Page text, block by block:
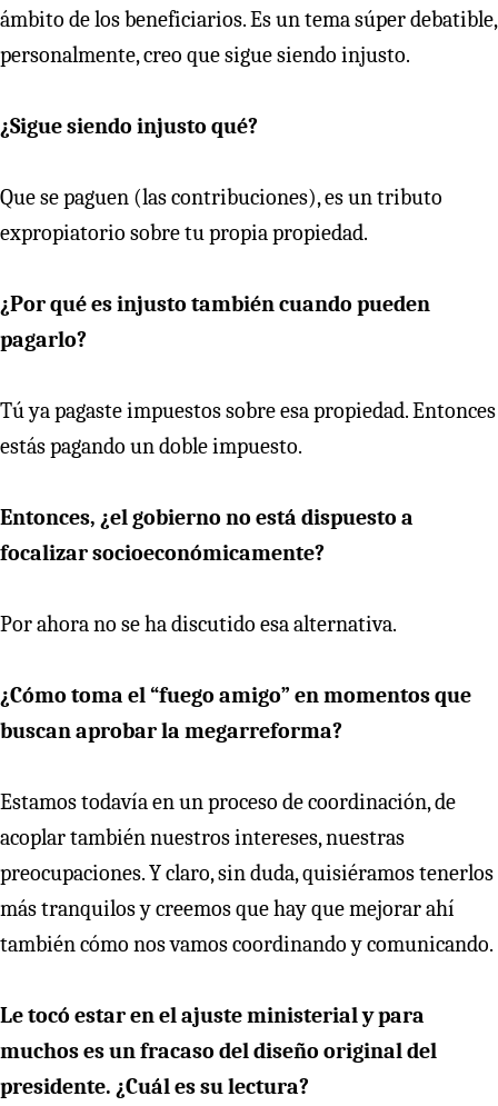
ámbito de los beneficiarios. Es un tema súper debatible,
personalmente, creo que sigue siendo injusto.
¿Sigue siendo injusto qué?
Que se paguen (las contribuciones), es un tributo
expropiatorio sobre tu propia propiedad.
¿Por qué es injusto también cuando pueden
pagarlo?
Tú ya pagaste impuestos sobre esa propiedad. Entonces
estás pagando un doble impuesto.
Entonces, ¿el gobierno no está dispuesto a
focalizar socioeconómicamente?
Por ahora no se ha discutido esa alternativa.
¿Cómo toma el “fuego amigo” en momentos que
buscan aprobar la megarreforma?
Estamos todavía en un proceso de coordinación, de
acoplar también nuestros intereses, nuestras
preocupaciones. Y claro, sin duda, quisiéramos tenerlos
más tranquilos y creemos que hay que mejorar ahí
también cómo nos vamos coordinando y comunicando.
Le tocó estar en el ajuste ministerial y para
muchos es un fracaso del diseño original del
presidente. ¿Cuál es su lectura?